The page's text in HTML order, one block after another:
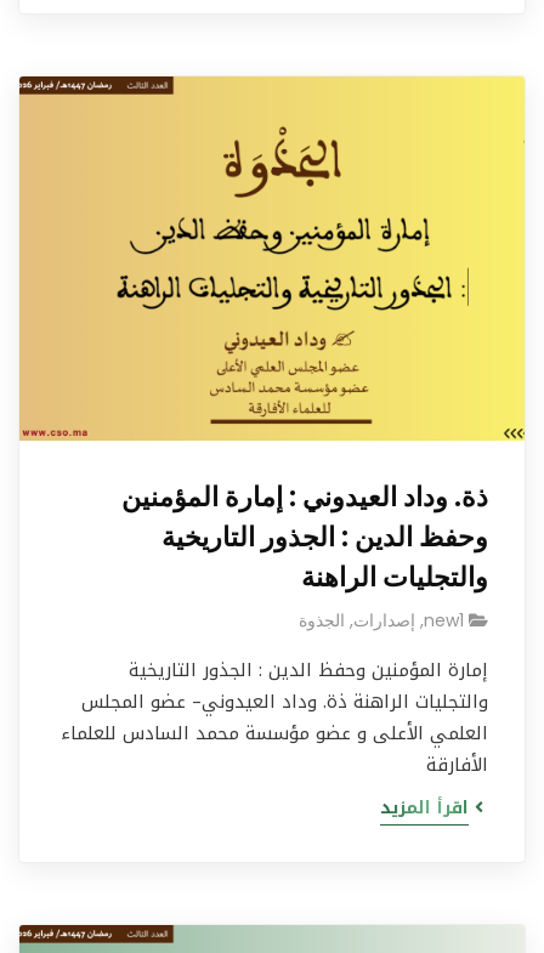
ذة. وداد العيدوني : إمارة المؤمنين
وحفظ الدين : الجذور التاريخية
والتجليات الراهنة
new1
, إصدارات, الجذوة
إمارة المؤمنين وحفظ الدين : الجذور التاريخية
والتجليات الراهنة ذة. وداد العيدوني– عضو المجلس
العلمي الأعلى و عضو مؤسسة محمد السادس للعلماء
الأفارقة
اقرأ المزيد